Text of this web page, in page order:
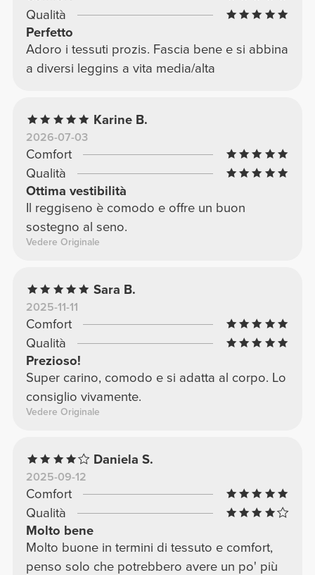
Qualità
Perfetto
Adoro i tessuti prozis. Fascia bene e si abbina
a diversi leggins a vita media/alta
Karine B.
2026-07-03
Comfort
Qualità
Ottima vestibilità
Il reggiseno è comodo e offre un buon
sostegno al seno.
Vedere Originale
Sara B.
2025-11-11
Comfort
Qualità
Prezioso!
Super carino, comodo e si adatta al corpo. Lo
consiglio vivamente.
Vedere Originale
Daniela S.
2025-09-12
Comfort
Qualità
Molto bene
Molto buone in termini di tessuto e comfort,
penso solo che potrebbero avere un po' più